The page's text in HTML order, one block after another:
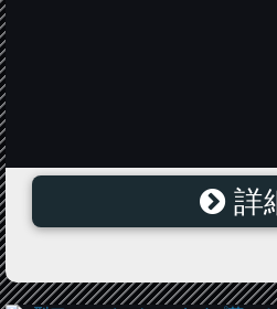
L型アコーディオンCタイプパ
詳